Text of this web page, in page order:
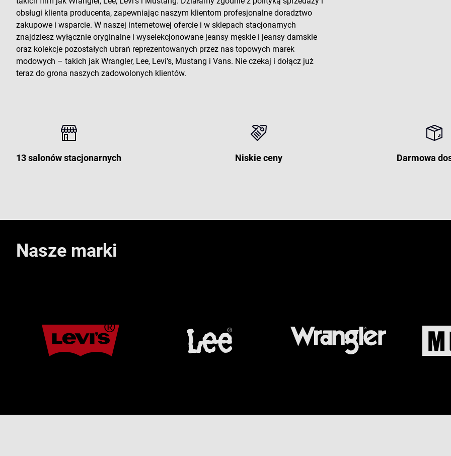
obsługi klienta producenta, zapewniając naszym klientom profesjonalne doradztwo
zakupowe i wsparcie. W naszej internetowej ofercie i w sklepach stacjonarnych
znajdziesz wyłącznie oryginalne i wyselekcjonowane jeansy męskie i jeansy damskie
oraz kolekcje pozostałych ubrań reprezentowanych przez nas topowych marek
modowych – takich jak Wrangler, Lee, Levi's, Mustang i Vans. Nie czekaj i dołącz już
teraz do grona naszych zadowolonych klientów.
13 salonów stacjonarnych Niskie ceny Darmowa
Nasze marki